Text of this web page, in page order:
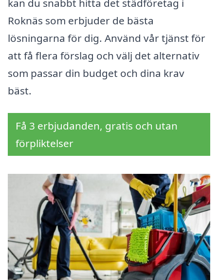
kan du snabbt hitta det städföretag i
Roknäs som erbjuder de bästa
lösningarna för dig. Använd vår tjänst för
att få flera förslag och välj det alternativ
som passar din budget och dina krav
bäst.
Få 3 erbjudanden, gratis och utan
förpliktelser